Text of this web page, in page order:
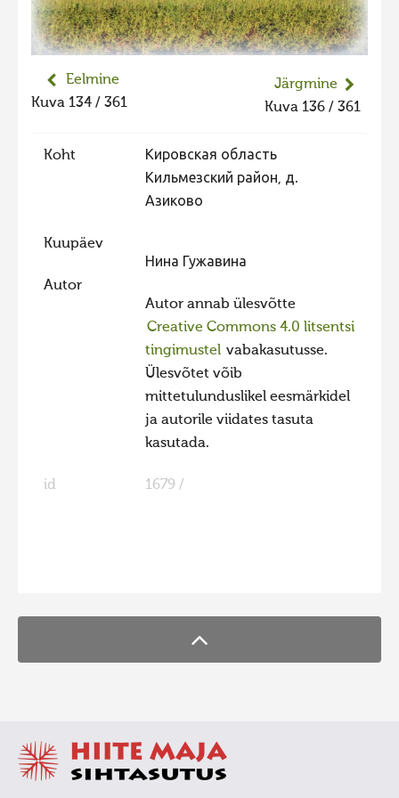
Liikuvad kuvad 2025
Hiite kuvavõistlus 2024
Hiite kuvavõistlus 2024 lisa
Liikuvad kuvad 2024
Hiite kuvavõistlus 2023 lisa
Liikuvad kuvad 2023
Hiite kuvavõistlus 2022
Hiite kuvavõistlus 2022 lisa
Liikuvad kuvad 2022
Hiite kuvavõistlus 2021
Hiite kuvavõistlus 2021 lisa
Liikuvad kuvad 2021
Hiite kuvavõistlus 2020
Liikuvad kuvad 2020
Hiite kuvavõistlus 2015
Hiite kuvavõistlus 2011
Eelmine
Kuva 134 / 361
Järgmine
Kuva 136 / 361
Koht
Кировская область
Кильмезский район, д.
Азиково
Kuupäev
Autor
Нина Гужавина
Autor annab ülesvõtte
Creative Commons 4.0 litsentsi
tingimustel vabakasutusse.
Ülesvõtet võib
mittetulunduslikel eesmärkidel
ja autorile viidates tasuta
kasutada.
id 1679 /